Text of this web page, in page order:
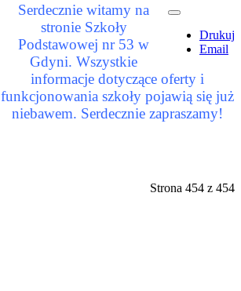
Drukuj
Email
Serdecznie witamy na
stronie Szkoły
Podstawowej nr 53 w
Gdyni. Wszystkie
informacje dotyczące oferty i
funkcjonowania szkoły pojawią się już
niebawem. Serdecznie zapraszamy!
Strona 454 z 454